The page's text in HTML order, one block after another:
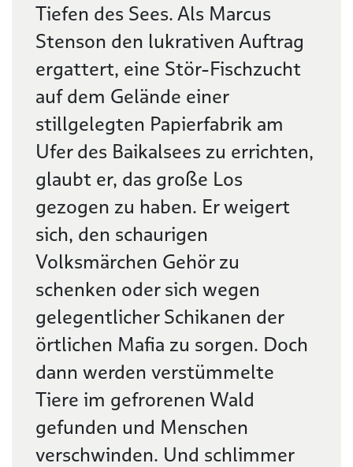
Tiefen des Sees. Als Marcus
Stenson den lukrativen Auftrag
ergattert, eine Stör-Fischzucht
auf dem Gelände einer
stillgelegten Papierfabrik am
Ufer des Baikalsees zu errichten,
glaubt er, das große Los
gezogen zu haben. Er weigert
sich, den schaurigen
Volksmärchen Gehör zu
schenken oder sich wegen
gelegentlicher Schikanen der
örtlichen Mafia zu sorgen. Doch
dann werden verstümmelte
Tiere im gefrorenen Wald
gefunden und Menschen
verschwinden. Und schlimmer